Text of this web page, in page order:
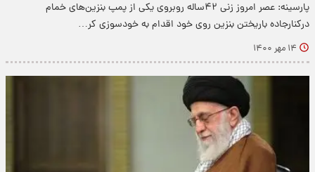
پارسینه: عصر امروز زنی ۴۲ساله روبروی یکی از پمپ بنزین‌های خمام
درکنارجاده باریختن بنزین روی خود اقدام به خودسوزی کر…
۱۴ مهر ۱۴۰۰